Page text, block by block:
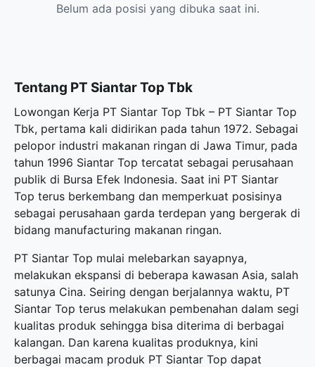
Belum ada posisi yang dibuka saat ini.
Tentang PT Siantar Top Tbk
Lowongan Kerja PT Siantar Top Tbk – PT Siantar Top
Tbk, pertama kali didirikan pada tahun 1972. Sebagai
pelopor industri makanan ringan di Jawa Timur, pada
tahun 1996 Siantar Top tercatat sebagai perusahaan
publik di Bursa Efek Indonesia. Saat ini PT Siantar
Top terus berkembang dan memperkuat posisinya
sebagai perusahaan garda terdepan yang bergerak di
bidang manufacturing makanan ringan.
PT Siantar Top mulai melebarkan sayapnya,
melakukan ekspansi di beberapa kawasan Asia, salah
satunya Cina. Seiring dengan berjalannya waktu, PT
Siantar Top terus melakukan pembenahan dalam segi
kualitas produk sehingga bisa diterima di berbagai
kalangan. Dan karena kualitas produknya, kini
berbagai macam produk PT Siantar Top dapat